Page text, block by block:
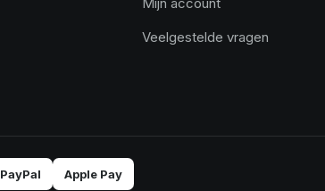
Veelgestelde vragen
PayPal Apple Pay